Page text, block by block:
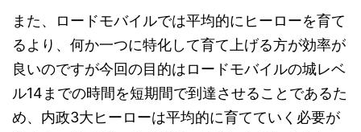
また、ロードモバイルでは平均的にヒーローを育て
るより、何か一つに特化して育て上げる方が効率が
良いのですが今回の目的はロードモバイルの城レベ
ル14までの時間を短期間で到達させることであるた
め、内政3大ヒーローは平均的に育てていく必要が